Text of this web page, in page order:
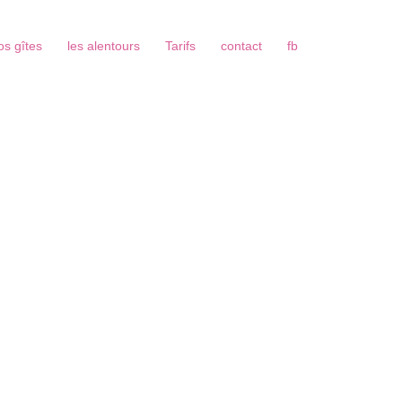
gîtes les alentours Tarifs contact fb